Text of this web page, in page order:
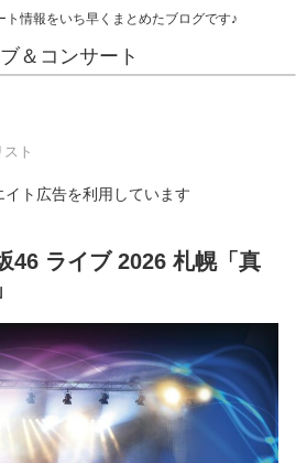
ト情報をいち早くまとめたブログです♪
＆コンサート
ト
ト広告を利用しています
46 ライブ 2026 札幌「真